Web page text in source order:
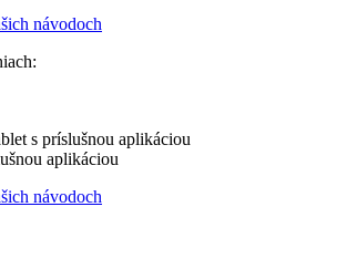
návodoch
s príslušnou aplikáciou
aplikáciou
návodoch